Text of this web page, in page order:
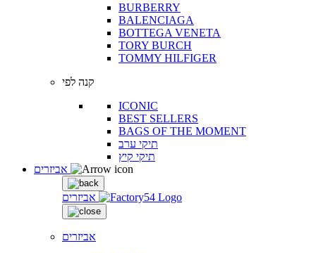
BURBERRY
BALENCIAGA
BOTTEGA VENETA
TORY BURCH
TOMMY HILFIGER
קנה לפי
ICONIC
BEST SELLERS
BAGS OF THE MOMENT
תיקי ערב
תיקי קיץ
אביזרים
אביזרים